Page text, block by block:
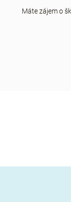
Máte zájem o